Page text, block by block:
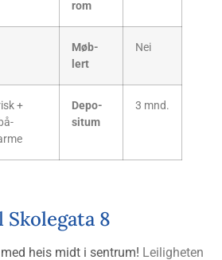
rom
Møb­
lert
Nei
+
Depo­
si­tum
3 mnd.
8
heis midt i sen­trum! Lei­lig­he­ten